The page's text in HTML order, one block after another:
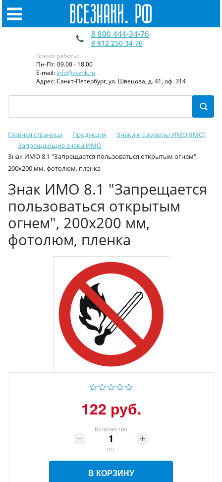
8 800 444-34-76
8 812 250 34 76
Время работы:
Пн-Пт: 09.00 - 18.00
E-mail: info@vsznk.ru
Адрес: Санкт-Петербург, ул. Швецова, д. 41, оф. 314
Главная страница Продукция
Знаки и символы ИМО (IMO)
Запрещающие знаки ИМО
Знак ИМО 8.1 "Запрещается пользоваться открытым огнем",
200x200 мм, фотолюм, пленка
Знак ИМО 8.1 "Запрещается
пользоваться открытым
огнем", 200x200 мм,
фотолюм, пленка
122 руб.
Количество
шт
В КОРЗИНУ